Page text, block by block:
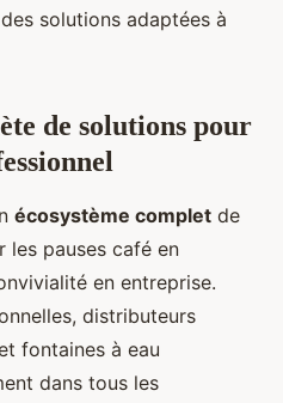
solutions adaptées à
de solutions pour
écosystème complet de
les pauses café en
en entreprise.
distributeurs
fontaines à eau
dans tous les